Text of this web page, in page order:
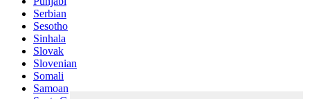
Serbian
Sesotho
Sinhala
Slovak
Slovenian
Somali
Samoan